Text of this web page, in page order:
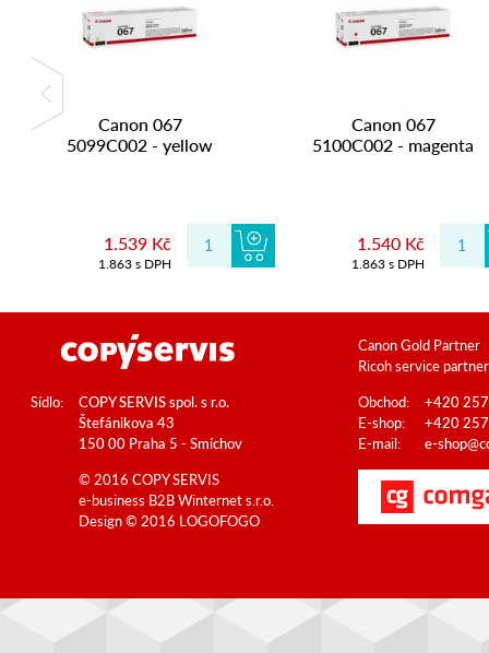
Canon 067
5099C002 - yellow
1.539 Kč
1.863 s DPH
Canon 067
5100C002 - magenta
1.540 Kč
1.863 s DPH
Canon Gold Partner
Ricoh service partner
Sídlo:
COPY SERVIS spol. s r.o.
Štefánikova 43
150 00 Praha 5 - Smíchov
Obchod:
+420
E-shop:
+420
E-mail:
e-
© 2016 COPY SERVIS
e-business B2BWinternet s.r.o.
Design © 2016 LOGOFOGO